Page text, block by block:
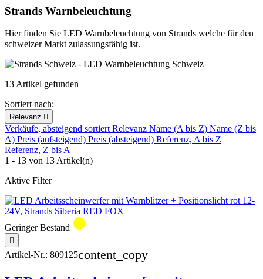
Strands Warnbeleuchtung
Hier finden Sie LED Warnbeleuchtung von Strands welche für den
schweizer Markt zulassungsfähig ist.
13 Artikel gefunden
Sortiert nach:
Relevanz 
Verkäufe, absteigend sortiertRelevanz Name (A bis Z) Name (Z bis
A) Preis (aufsteigend) Preis (absteigend) Referenz, A bis Z
Referenz, Z bis A
1 - 13 von 13 Artikel(n)
Aktive Filter
Geringer Bestand circle

Artikel-Nr.: 809125content_copy